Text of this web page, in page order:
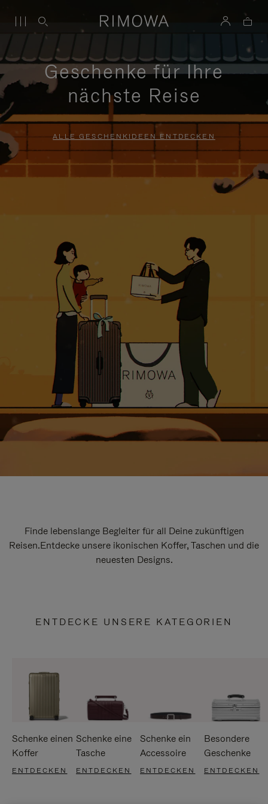
Geschenke für Ihre
nächste Reise
ALLE GESCHENKIDEEN ENTDECKEN
Finde lebenslange Begleiter für all Deine zukünftigen
Reisen.Entdecke unsere ikonischen Koffer, Taschen und die
neuesten Designs.
ENTDECKE UNSERE KATEGORIEN
Schenke einen
Koffer
ENTDECKEN
Schenke eine
Tasche
ENTDECKEN
Schenke ein
Accessoire
ENTDECKEN
Besondere
Geschenke
ENTDECKEN